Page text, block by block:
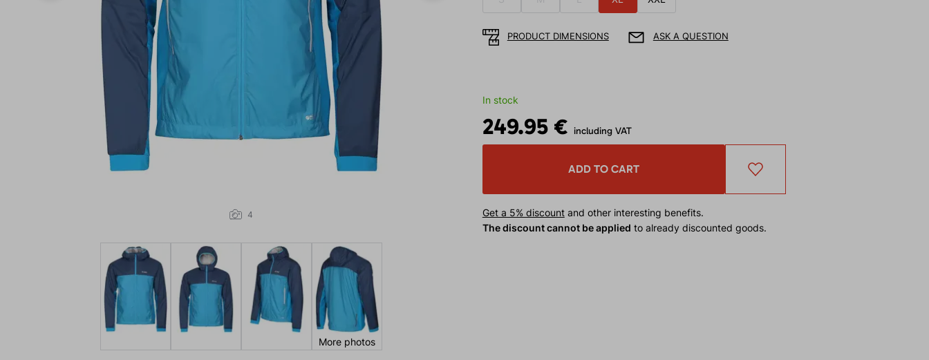
4
More photos
PRODUCT DIMENSIONS ASK A QUESTION
In stock
249.95 € including VAT
ADD TO CART
Get a 5% discountand other interesting benefits.
The discount cannot be applied to already discounted goods.